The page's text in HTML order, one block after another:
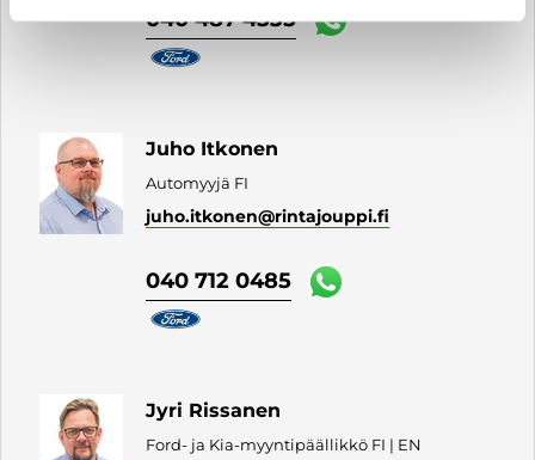
040 487 4535
Juho Itkonen
Automyyjä FI
juho.itkonen@rintajouppi.fi
040 712 0485
Jyri Rissanen
Ford- ja Kia-myyntipäällikkö FI | EN